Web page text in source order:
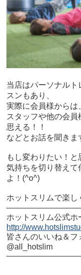
当店はパーソナルト
スンもあり、
実際に会員様からは
スタッフや他の会
思える！！
などとお話を聞きま
もし変わりたい！と
気持ちを切り替えて
よ！(^o^)
ホットスリムで楽し
ホットスリム公式
http://
皆さんのいいね＆フ
@all_hotslim